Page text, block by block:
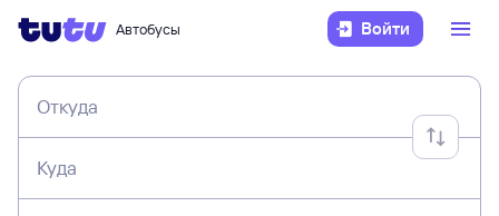
Автобусы Войти
Откуда
Куда